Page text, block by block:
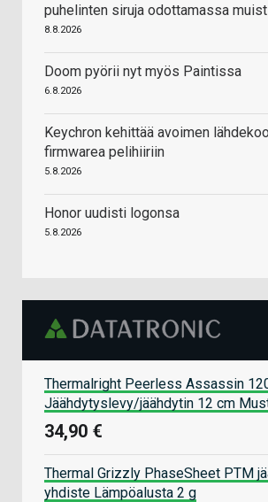
puhelinten siruja odottamassa
8.8.2026
Doom pyörii nyt myös Paintissa
6.8.2026
Keychron kehittää avoimen
firmwarea pelihiiriin
5.8.2026
Honor uudisti logonsa
5.8.2026
Thermalright Peerless Assassin
Jäähdytyslevy/jäähdytin 12 cm
34,90 €
Thermal Grizzly PhaseSheet PTM
yhdiste Lämpöalusta 2 g